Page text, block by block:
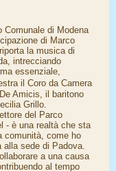
Comunale di Modena
di Marco
la musica di
intrecciando
essenziale,
il Coro da Camera
Amicis, il baritono
Grillo.
del Parco
- è una realtà che sta
comunità, come ho
alla sede di Padova.
a una causa
al tempo